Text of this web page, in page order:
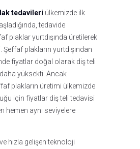
tedavileri ülkemizde ilk
tedavide
plaklar yurtdışında üretilerek
Şeffaf plakların yurtdışından
fiyatlar doğal olarak diş teli
yüksekti. Ancak
plakların üretimi ülkemizde
için fiyatlar diş teli tedavisi
hemen aynı seviyelere
hızla gelişen teknoloji